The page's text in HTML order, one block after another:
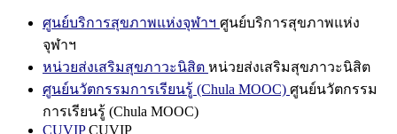
ศูนย์บริการสุขภาพแห่งจุฬาฯ ศูนย์บริการสุขภาพแห่ง
จุฬาฯ
หน่วยส่งเสริมสุขภาวะนิสิต หน่วยส่งเสริมสุขภาวะนิสิต
ศูนย์นวัตกรรมการเรียนรู้ (Chula MOOC) ศูนย์นวัตกรรม
การเรียนรู้ (Chula MOOC)
CUVIPCUVIP